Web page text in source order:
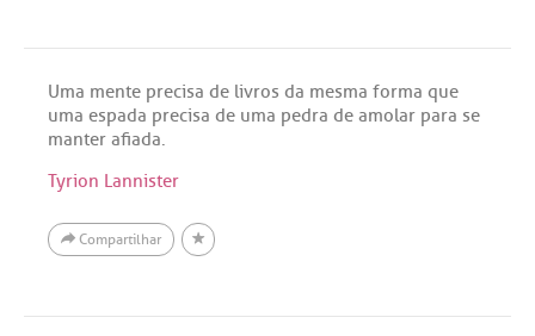
Uma mente precisa de livros da mesma forma que
uma espada precisa de uma pedra de amolar para se
manter afiada.
Tyrion Lannister
Compartilhar